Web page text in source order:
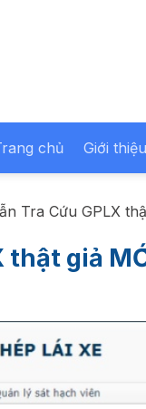
chủ Giới thiệu
Tra Cứu GPLX
thật giả